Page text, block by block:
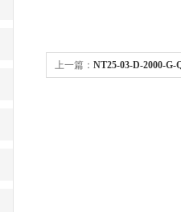
上一篇： NT25-03-D-2000-